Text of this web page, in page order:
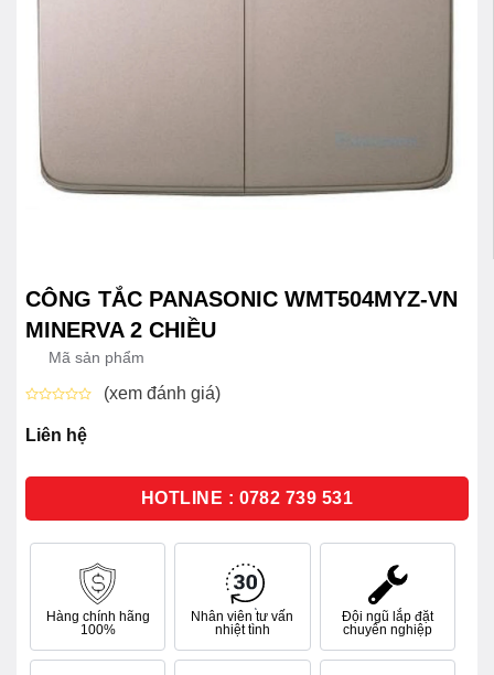
CÔNG TẮC PANASONIC WMT504MYZ-VN
MINERVA 2 CHIỀU
Mã sản phẩm
xếp
hạng
sao
(xem đánh giá)
Liên hệ
HOTLINE : 0782 739 531
Hàng chính hãng
100%
Nhân viên tư vấn
nhiệt tình
Đội ngũ lắp đặt
chuyên nghiệp